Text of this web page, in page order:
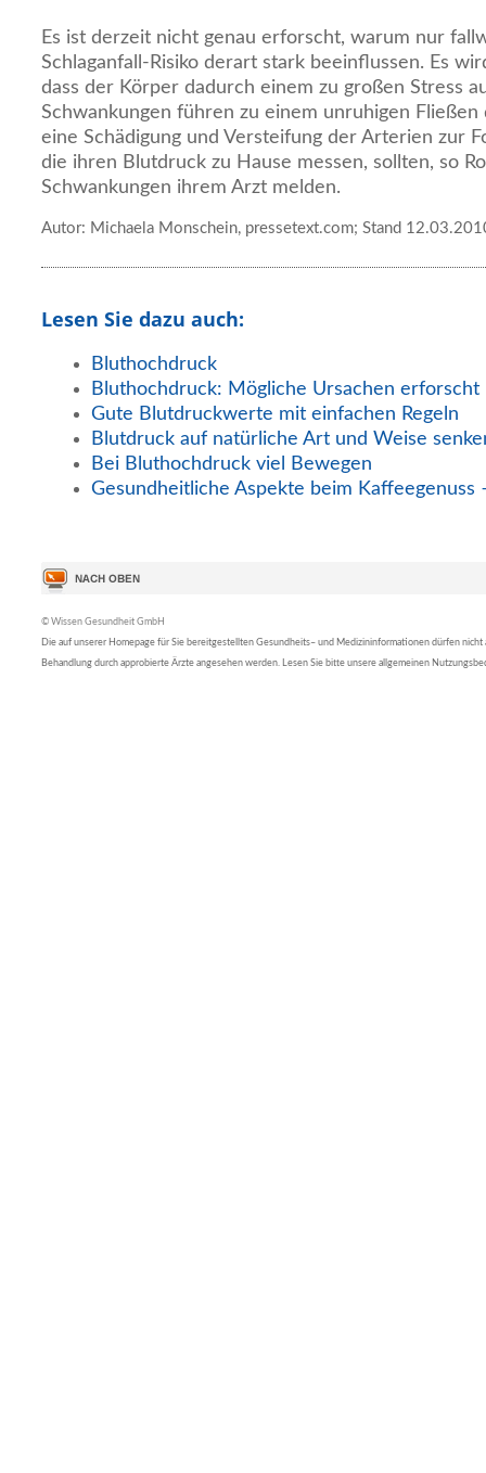
Es ist derzeit nicht genau erforscht, warum nur
Schlaganfall-Risiko derart stark beeinflussen. Es
dass der Körper dadurch einem zu großen Stress
Schwankungen führen zu einem unruhigen
eine Schädigung und Versteifung der Arterien zur
die ihren Blutdruck zu Hause messen, sollten, so
Schwankungen ihrem Arzt melden.
Autor: Michaela Monschein, pressetext.com; Stand
Lesen Sie dazu auch:
Bluthochdruck
Bluthochdruck: Mögliche Ursachen erforscht
Gute Blutdruckwerte mit einfachen Regeln
Blutdruck auf natürliche Art und Weise
Bei Bluthochdruck viel Bewegen
Gesundheitliche Aspekte beim Kaffeegenuss
© Wissen Gesundheit GmbH
Die auf unserer Homepage für Sie bereitgestellten Gesundheits– und Medizininformationen dürfen nicht
Behandlung durch approbierte Ärzte angesehen werden. Lesen Sie bitte unsere allgemeinen